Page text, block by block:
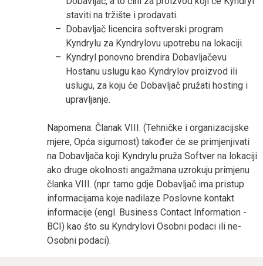
staviti na tržište i prodavati.
Dobavljač licencira softverski program
Kyndrylu za Kyndrylovu upotrebu na lokaciji.
Kyndryl ponovno brendira Dobavljačevu
Hostanu uslugu kao Kyndrylov proizvod ili
uslugu, za koju će Dobavljač pružati hosting i
upravljanje.
Napomena: Članak VIII. (Tehničke i organizacijske
mjere, Opća sigurnost) također će se primjenjivati
na Dobavljača koji Kyndrylu pruža Softver na lokaciji
ako druge okolnosti angažmana uzrokuju primjenu
članka VIII. (npr. tamo gdje Dobavljač ima pristup
informacijama koje nadilaze Poslovne kontakt
informacije (engl. Business Contact Information -
BCI) kao što su Kyndrylovi Osobni podaci ili ne-
Osobni podaci).